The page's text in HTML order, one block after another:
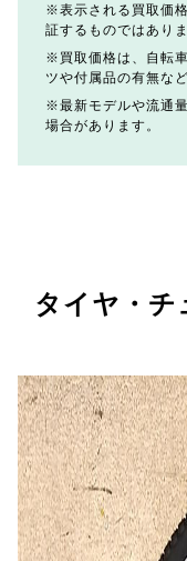
表示される買取価
証するものではありま
買取価格は、自転
ツや付属品の有無な
最新モデルや流通
場合があります。
タイヤ・チ